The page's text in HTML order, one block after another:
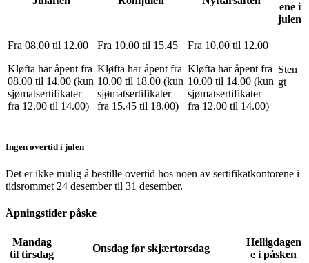
ene i
julen
Fra 08.00 til 12.00
Kløfta har åpent fra
08.00 til 14.00 (kun
sjømatsertifikater
fra 12.00 til 14.00)
Fra 10.00 til 15.45
Kløfta har åpent fra
10.00 til 18.00 (kun
sjømatsertifikater
fra 15.45 til 18.00)
Fra 10.00 til 12.00
Kløfta har åpent fra
10.00 til 14.00 (kun
sjømatsertifikater
fra 12.00 til 14.00)
Sten
gt
Ingen overtid i julen
Det er ikke mulig å bestille overtid hos noen av sertifikatkontorene i
tidsrommet 24 desember til 31 desember.
Åpningstider påske
Mandag
til tirsdag
Onsdag før skjærtorsdag
Helligdagen
e i påsken